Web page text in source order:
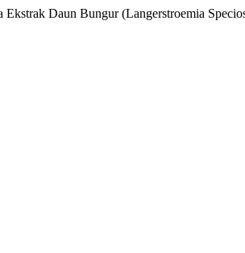
Daun Bungur (Langerstroemia